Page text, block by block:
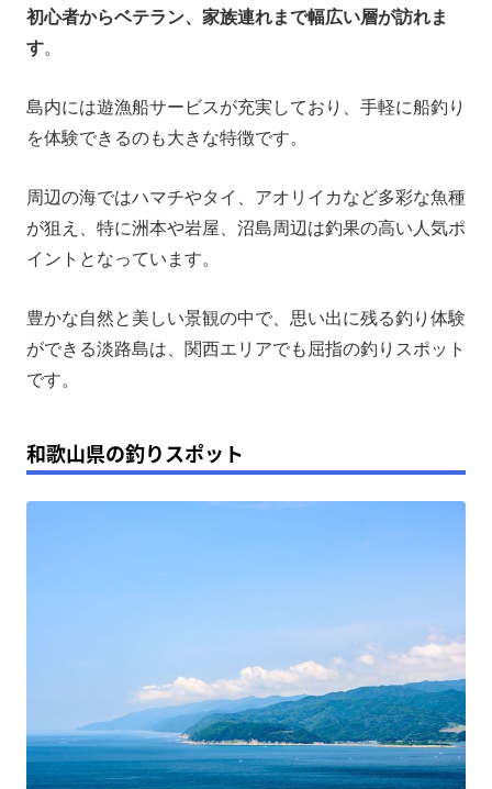
初心者からベテラン、家族連れまで幅広い層が訪れま
す。
島内には遊漁船サービスが充実しており、手軽に船釣り
を体験できるのも大きな特徴です。
周辺の海ではハマチやタイ、アオリイカなど多彩な魚種
が狙え、特に洲本や岩屋、沼島周辺は釣果の高い人気ポ
イントとなっています。
豊かな自然と美しい景観の中で、思い出に残る釣り体験
ができる淡路島は、関西エリアでも屈指の釣りスポット
です。
和歌山県の釣りスポット